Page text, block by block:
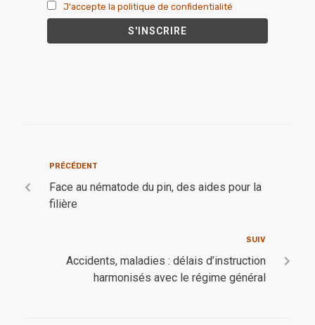
J'accepte la politique de confidentialité
PRÉCÉDENT
Face au nématode du pin, des aides pour la
filière
SUIV
Accidents, maladies : délais d’instruction
harmonisés avec le régime général